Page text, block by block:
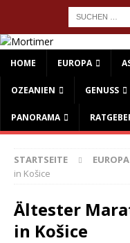
HOME EUROPA
OZEANIEN GENUSS
PANORAMA
STARTSEITE EUROPA
in Košice
Ältester
in Košice